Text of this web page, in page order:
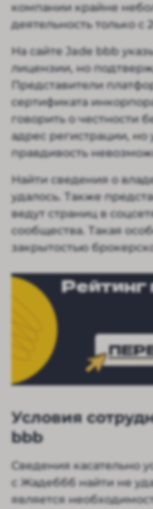
компании крайне
деятельность только с
На сайте Jade bbb
лицензии, но
Представители
сертификата
говорить о честности
адрес регистрации, но
правдивость
Найти сведения о
удалось. Также
ведут страниц в
сообщества. Такая
закрытостью
Условия
bbb
Сведения касательно
с Жадеббб найти не
является